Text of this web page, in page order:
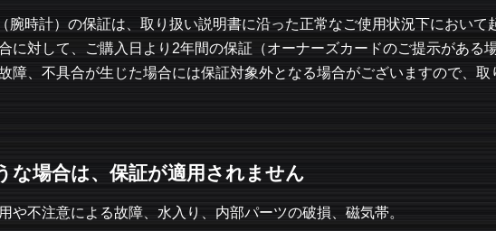
腕時計）の保証は、取り扱い説明書に沿った正常なご使用状況下において
に対して、ご購入日より2年間の保証（オーナーズカードのご提示がある
障、不具合が生じた場合には保証対象外となる場合がございますので、取
な場合は、保証が適用されません
や不注意による故障、水入り、内部パーツの破損、磁気帯。